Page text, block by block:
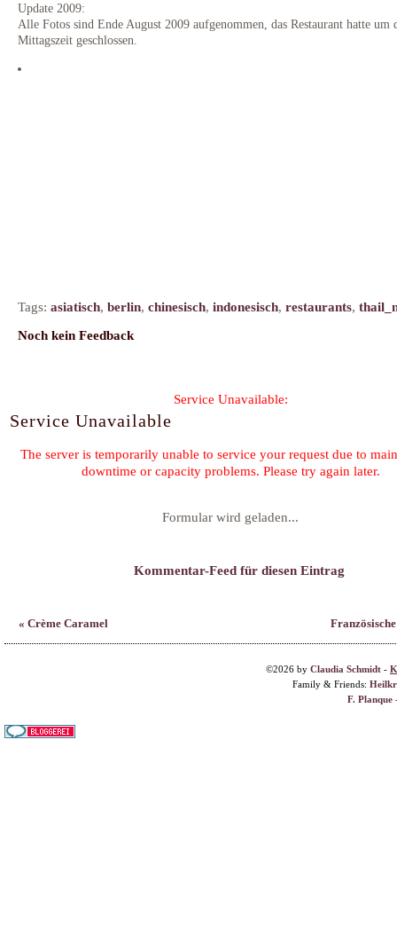
Update 2009:
Alle Fotos sind Ende August 2009 aufgenommen, das Restaurant hatte um
Mittagszeit geschlossen.
Tags: asiatisch, berlin, chinesisch, indonesisch, restaurants,
Noch kein Feedback
Formular wird geladen...
Kommentar-Feed für diesen Eintrag
Family & Friends: